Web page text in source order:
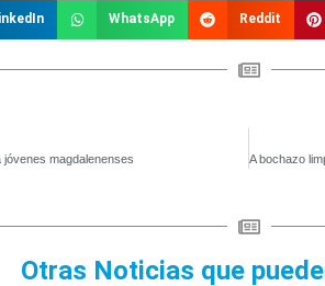
WhatsApp Reddit
magdalenenses
Otras Noticias que